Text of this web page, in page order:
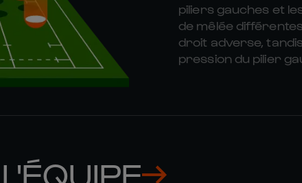
piliers gauches et
de mêlée
droit adverse,
pression du pilier